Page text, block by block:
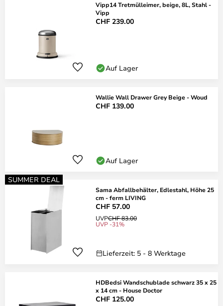
Vipp14 Tretmülleimer, beige, 8L, Stahl -
Vipp
CHF 239.00
Auf Lager
Wallie Wall Drawer Grey Beige - Woud
CHF 139.00
Auf Lager
SUMMER DEAL
Sama Abfallbehälter, Edlestahl, Höhe 25
cm - ferm LIVING
CHF 57.00
UVPCHF 83.00
UVP -31%
Lieferzeit: 5 - 8 Werktage
HDBedsi Wandschublade schwarz 35 x 25
x 14 cm - House Doctor
CHF 125.00